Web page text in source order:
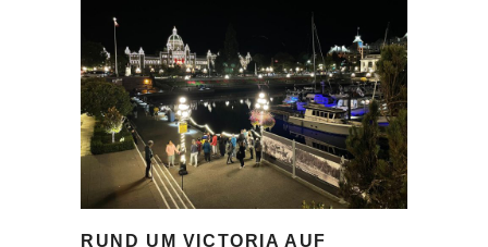
RUND UM VICTORIA AUF